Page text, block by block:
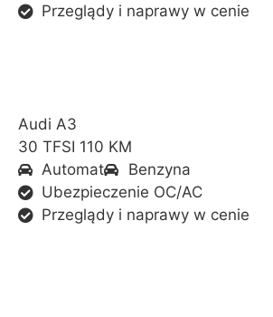
Przeglądy i naprawy w cenie
Audi A3
30 TFSI 110 KM
Automat
Benzyna
Ubezpieczenie OC/AC
Przeglądy i naprawy w cenie